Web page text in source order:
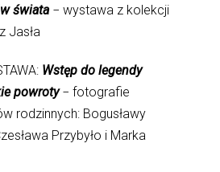
świata − wystawa z kolekcji
Jasła
Wstęp do legendy
powroty− fotografie
rodzinnych: Bogusławy
Przybyło i Marka